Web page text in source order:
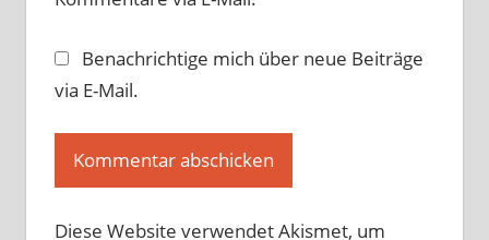
Benachrichtige mich über neue Beiträge
via E-Mail.
Diese Website verwendet Akismet, um